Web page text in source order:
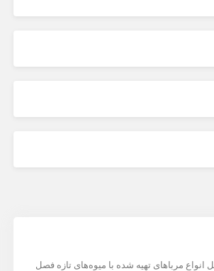
انواع مرباهای تهیه شده با میوه‌های تازه فصل